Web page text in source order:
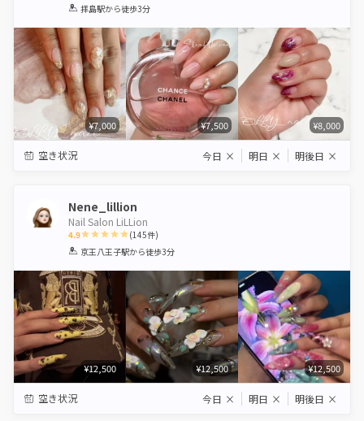
1 2 3 4 5
拝島駅から徒歩3分
¥7,000 ¥7,500 ¥8,000
空き状況 今日 × 明日 × 明後日 ×
Nene_lillion
Nail Salon LiLLion
4.9
1 2 3 4 5
(145件)
京王八王子駅から徒歩3分
¥12,500 ¥12,500 ¥12,500
空き状況 今日 × 明日 × 明後日 ×